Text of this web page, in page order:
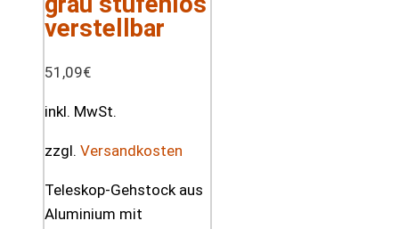
verstellbar
51,09€
inkl. MwSt.
zzgl. Versandkosten
Teleskop-Gehstock aus
Aluminium mit